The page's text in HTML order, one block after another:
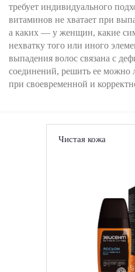
требует индивидуального
витаминов не хватает при
а каких — у женщин, какие
нехватку того или иного
выпадения волос связана с
соединений, решить ее
при своевременной и
Чистая кожа